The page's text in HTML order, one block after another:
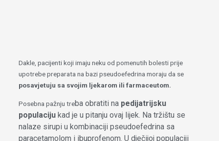
Dakle, pacijenti koji imaju neku od pomenutih bolesti prije
upotrebe preparata na bazi pseudoefedrina moraju da se
posavjetuju sa svojim ljekarom ili farmaceutom.
Posebna pažnju treba obratiti na pedijatrijsku
populaciju kad je u pitanju ovaj lijek. Na tržištu se
nalaze sirupi u kombinaciji pseudoefedrina sa
paracetamolom i ibuprofenom. U dječijoj populaciji